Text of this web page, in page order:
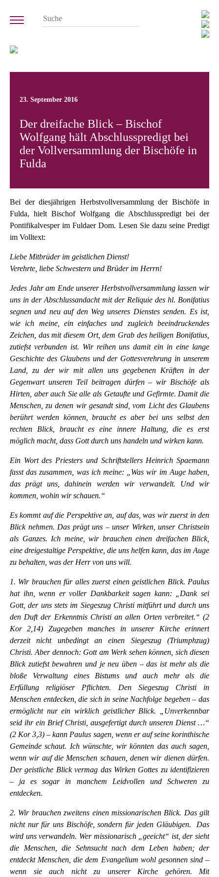
23. September 2016
Der dreifache Blick – Bischof
Wolfgang hält Abschlusspredigt bei
der Vollversammlung der Bischöfe in
Fulda
Bei der diesjährigen Herbstvollversammlung der Bischöfe in
Fulda, hielt Bischof Wolfgang die Abschlusspredigt bei der
Pontifikalvesper im Fuldaer Dom. Lesen Sie dazu seine Predigt
im Volltext:
Liebe Mitbrüder im geistlichen Dienst!
Verehrte, liebe Schwestern und Brüder im Herrn!
Jedes Jahr am Ende unserer Herbstvollversammlung lassen wir
uns in der Abschlussandacht mit der Reliquie des hl. Bonifatius
segnen und neu auf den Weg unseres Dienstes senden. Es ist,
wie ich meine, ein einfaches und zugleich beeindruckendes
Zeichen, das mit diesem Ort, dem Grab des heiligen Bonifatius,
zutiefst verbunden ist. Wir reihen uns damit ein in eine lange
Geschichte des Glaubens und der Gottesverehrung in unserem
Land, zu der wir mit allen uns gegebenen Kräften in der
Gegenwart unseren Teil beitragen dürfen – wir Bischöfe als
Hirten, aber auch Sie alle als Getaufte und Gefirmte. Damit die
Menschen, zu denen wir gesandt sind, vom Licht des Glaubens
berührt werden können, braucht es aber bei uns selbst den
rechten Blick, braucht es eine innere Haltung, die es erst
möglich macht, dass Gott durch uns handeln und wirken kann.
Ein Wort des Priesters und Schriftstellers Heinrich Spaemann
fasst das zusammen, was ich meine: „Was wir im Auge haben,
das prägt uns, dahinein werden wir verwandelt. Und wir
kommen, wohin wir schauen.“
Es kommt auf die Perspektive an, auf das, was wir zuerst in den
Blick nehmen. Das prägt uns – unser Wirken, unser Christsein
als Ganzes. Ich meine, wir brauchen einen dreifachen Blick,
eine dreigestaltige Perspektive, die uns helfen kann, das im Auge
zu behalten, was der Herr von uns will.
1. Wir brauchen für alles zuerst einen geistlichen Blick. Paulus
hat ihn, wenn er voller Dankbarkeit sagen kann: „Dank sei
Gott, der uns stets im Siegeszug Christi mitführt und durch uns
den Duft der Erkenntnis Christi an allen Orten verbreitet.“ (2
Kor 2,14) Zugegeben manches in unserer Kirche erinnert
derzeit nicht unbedingt an einen Siegeszug (Triumphzug)
Christi. Aber dennoch: Gott am Werk sehen können, sich diesen
Blick zutiefst bewahren und je neu üben – das ist mehr als die
bloße Verwaltung eines Bistums und auch mehr als die
Erfüllung religiöser Pflichten. Den Siegeszug Christi in
Menschen entdecken, die sich in seine Nachfolge begeben – das
ermöglicht nur ein wirklich geistlicher Blick. „Unverkennbar
seid ihr ein Brief Christi, ausgefertigt durch unseren Dienst …“
(2 Kor 3,3) – kann Paulus sagen, wenn er auf seine korinthische
Gemeinde schaut. Ich wünschte, wir könnten das auch sagen,
wenn wir auf die Menschen schauen, denen wir dienen dürfen.
Der geistliche Blick vermag das Wirken Gottes zu identifizieren
– ja es sogar in manchem Leidvollen und Schweren zu
entdecken.
2. Wir brauchen zweitens einen missionarischen Blick. Das gilt
nicht nur für uns Bischöfe, sondern für jeden Gläubigen. Das
wird uns verwandeln. Wer missionarisch „geeicht“ ist, der sieht
die Menschen, die Sehnsucht nach dem Leben haben; der
entdeckt Menschen, die dem Evangelium wohl gesonnen sind –
wenn sie auch nicht zu unserer Kirche gehören. Mit